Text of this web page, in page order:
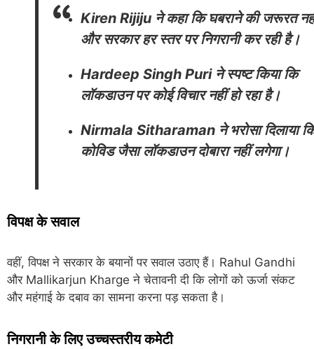
Kiren Rijiju ने कहा कि घबराने की जरूरत
और सरकार हर स्तर पर निगरानी कर रही है।
Hardeep Singh Puriने स्पष्ट किया कि
लॉकडाउन पर कोई विचार नहीं हो रहा है।
Nirmala Sitharaman ने भरोसा दिलाया
कोविड जैसा लॉकडाउन दोबारा नहीं लगेगा।
विपक्ष के सवाल
वहीं, विपक्ष ने सरकार के बयानों पर सवाल उठाए हैं। Rahul Gandhi
और Mallikarjun Kharge ने चेतावनी दी कि लोगों को ऊर्जा संकट
और महंगाई के दबाव का सामना करना पड़ सकता है।
निगरानी के लिए उच्चस्तरीय कमेटी